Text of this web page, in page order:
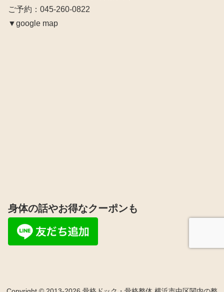
ご予約：045-260-0822
▼google map
身体の話やお得なクーポンも